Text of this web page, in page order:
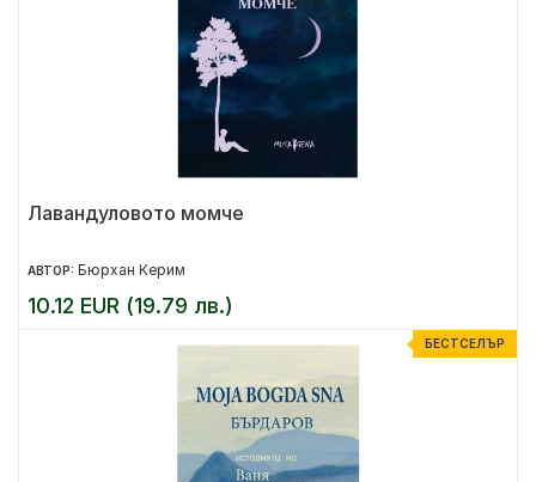
Лавандуловото момче
АВТОР: Бюрхан Керим
10.12 EUR (19.79 лв.)
БЕСТСЕЛЪР